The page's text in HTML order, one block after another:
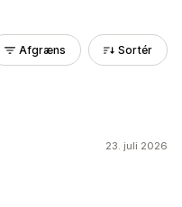
Afgræns Sortér
23. juli 2026